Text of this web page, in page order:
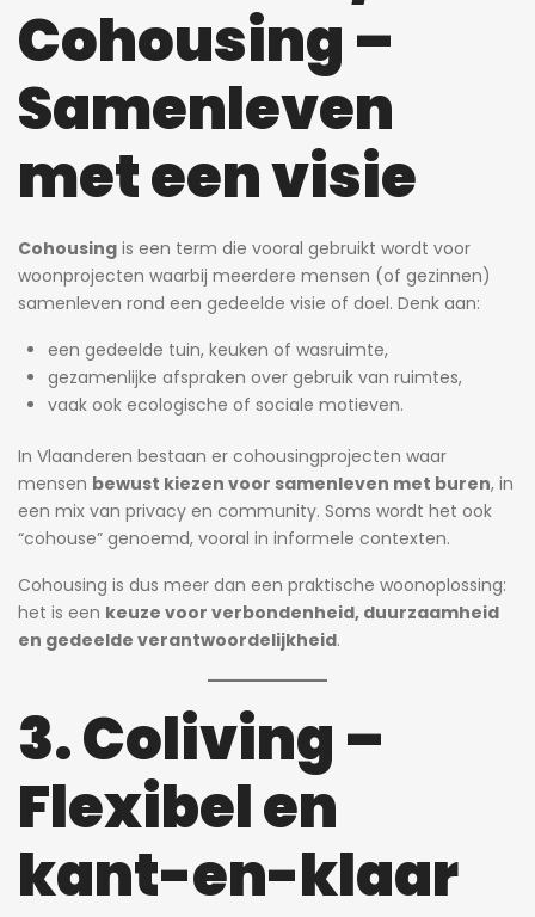
Cohousing –
Samenleven
met een visie
Cohousing is een term die vooral gebruikt wordt voor
woonprojecten waarbij meerdere mensen (of gezinnen)
samenleven rond een gedeelde visie of doel. Denk aan:
een gedeelde tuin, keuken of wasruimte,
gezamenlijke afspraken over gebruik van ruimtes,
vaak ook ecologische of sociale motieven.
In Vlaanderen bestaan er cohousingprojecten waar
mensen bewust kiezen voor samenleven met buren, in
een mix van privacy en community. Soms wordt het ook
“cohouse” genoemd, vooral in informele contexten.
Cohousing is dus meer dan een praktische woonoplossing:
het is een keuze voor verbondenheid, duurzaamheid
en gedeelde verantwoordelijkheid.
3. Coliving –
Flexibel en
kant-en-klaar